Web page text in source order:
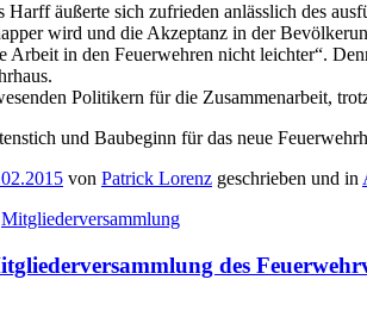
Harff äußerte sich zufrieden anlässlich des
wird und die Akzeptanz in der
Arbeit in den Feuerwehren nicht leichter“.
Politikern für die Zusammenarbeit,
und Baubeginn für das neue
von Patrick Lorenz geschrieben und in
Mitgliederversammlung
des